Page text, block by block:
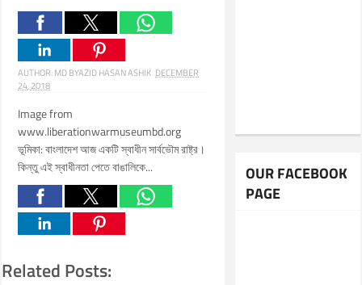
AUTHOR:MD BYAZID HASAN ASHIK DECEMBER
24, 2018
Image from
www.liberationwarmuseumbd.org
ভূমিকা: বাংলাদেশ আজ একটি স্বাধীন সার্বভৌম রাষ্ট্র।
কিন্তু এই স্বাধীনতা পেতে বাঙালিকে...
Related Posts:
OUR FACEBOOK
PAGE